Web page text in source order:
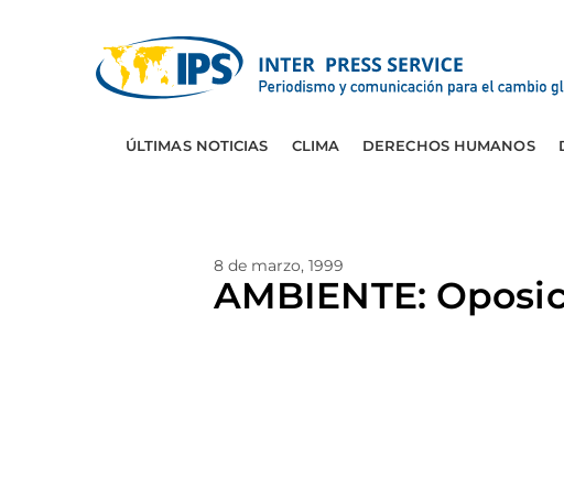
ÚLTIMAS NOTICIAS CLIMA DERECHOS HUMANOS
8 de marzo, 1999
AMBIENTE: